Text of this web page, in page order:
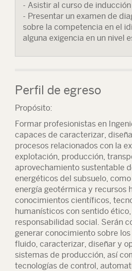
- Asistir al curso de
- Presentar un examen de
sobre la competencia en el
alguna exigencia en un nivel
Perfil de egreso
Propósito:
Formar profesionistas en
capaces de caracterizar,
procesos relacionados con la
explotación, producción,
aprovechamiento sustentable
energéticos del subsuelo,
energía geotérmica y recursos
conocimientos científicos,
humanísticos con sentido
responsabilidad social. Serán
generar conocimiento sobre
fluido, caracterizar, diseñar y
sistemas de producción, así
tecnologías de control,